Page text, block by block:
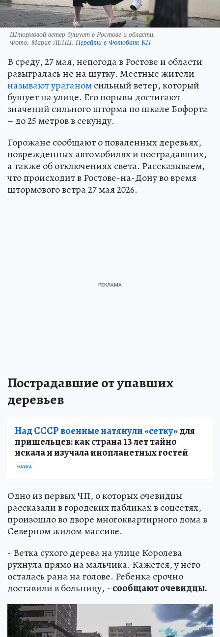
Штормовой ветер бушует в Ростове и области.
Фото: Мария ЛЕНЦ. Перейти в Фотобанк КП
В среду, 27 мая, непогода в Ростове и области
разыгралась не на шутку. Местные жители
называют ураганомсильный ветер, который
бушует на улице. Его порывы достигают
значений сильного шторма по шкале Бофорта
– до 25 метров в секунду.
Горожане сообщают о поваленных деревьях,
поврежденных автомобилях и пострадавших,
а также об отключениях света. Рассказываем,
что происходит в Ростове-на-Дону во время
штормового ветра 27 мая 2026.
Пострадавшие от упавших
деревьев
Над СССР военные натянули «сетку»для
пришельцев: как страна 13 лет тайно
искала и изучала инопланетных гостей
НАУКА
Одно из первых ЧП, о которых очевидцы
рассказали в городских пабликах в соцсетях,
произошло во дворе многоквартирного дома в
Северном жилом массиве.
- Ветка сухого дерева на улице Королева
рухнула прямо на мальчика. Кажется, у него
осталась рана на голове. Ребенка срочно
доставили в больницу, - сообщают очевидцы.